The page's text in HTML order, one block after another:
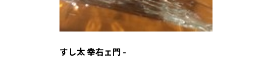
すし太 幸右ェ門 -